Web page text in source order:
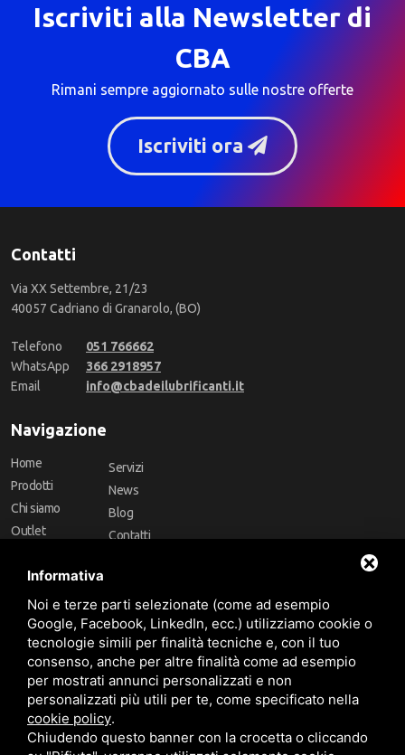
Iscriviti alla Newsletter di
CBA
Rimani sempre aggiornato sulle nostre offerte
Iscriviti ora
Contatti
Via XX Settembre, 21/23
40057 Cadriano di Granarolo, (BO)
Telefono
051 766662
WhatsApp
366 2918957
Email
info@cbadeilubrificanti.it
Navigazione
Home
Prodotti
Chi siamo
Outlet
Marchi
Servizi
News
Blog
Contatti
Follow Us
Area riservata
Informativa
Noi e terze parti selezionate (come ad esempio
Google, Facebook, LinkedIn, ecc.) utilizziamo cookie o
tecnologie simili per finalità tecniche e, con il tuo
consenso, anche per altre finalità come ad esempio
per mostrati annunci personalizzati e non
personalizzati più utili per te, come specificato nella
cookie policy.
Chiudendo questo banner con la crocetta o cliccando